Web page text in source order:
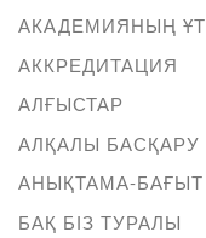
АКАДЕМИЯНЫҢ
АККРЕДИТАЦИЯ
АЛҒЫСТАР
АЛҚАЛЫ
АНЫҚТАМА-БАҒЫТ
БАҚ БІЗ ТУРАЛЫ